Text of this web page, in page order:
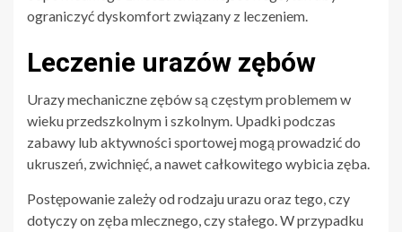
ograniczyć dyskomfort związany z leczeniem.
Leczenie urazów zębów
Urazy mechaniczne zębów są częstym problemem w
wieku przedszkolnym i szkolnym. Upadki podczas
zabawy lub aktywności sportowej mogą prowadzić do
ukruszeń, zwichnięć, a nawet całkowitego wybicia zęba.
Postępowanie zależy od rodzaju urazu oraz tego, czy
dotyczy on zęba mlecznego, czy stałego. W przypadku